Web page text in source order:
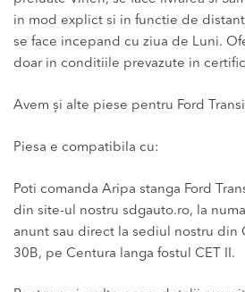
in mod explict si in functie de
se face incepand cu ziua de Luni.
doar in conditiile prevazute in
Avem și alte piese pentru Ford
Piesa e compatibila cu:
Poti comanda Aripa stanga Ford
din site-ul nostru sdgauto.ro, la
anunt sau direct la sediul nostru din
30B, pe Centura langa fostul CET II.